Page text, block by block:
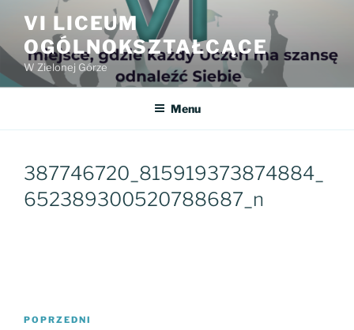
treści
VI LICEUM
OGÓLNOKSZTAŁCĄCE
W Zielonej Górze
Menu
387746720_815919373874884_
652389300520788687_n
Nawigacja
Poprzedni
POPRZEDNI